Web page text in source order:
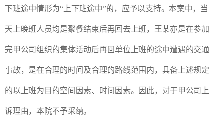
下班途中情形为“上下班途中”的，应予以支持。本案中，当
天上晚班人员均是聚餐结束后再回去上班，王某亦是在参加
完甲公司组织的集体活动后再回单位上班的途中遭遇的交通
事故，是在合理的时间及合理的路线范围内，具备上述规定
的以上班为目的空间因素、时间因素。因此，对于甲公司上
诉理由，本院不予采纳。